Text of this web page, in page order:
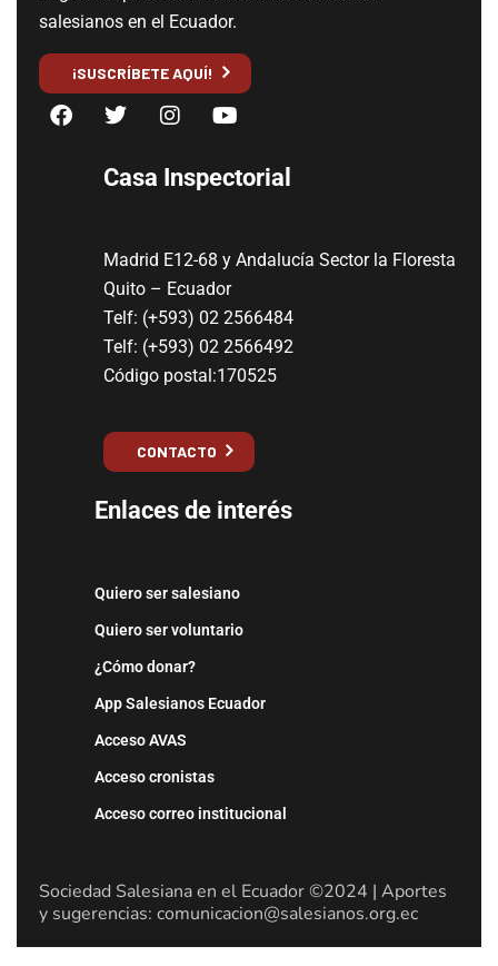
salesianos en el Ecuador.
¡SUSCRÍBETE AQUÍ!
Casa Inspectorial
Madrid E12-68 y Andalucía Sector la Floresta
Quito – Ecuador
Telf: (+593) 02 2566484
Telf: (+593) 02 2566492
Código postal:170525
CONTACTO
Enlaces de interés
Quiero ser salesiano
Quiero ser voluntario
¿Cómo donar?
App Salesianos Ecuador
Acceso AVAS
Acceso cronistas
Acceso correo institucional
Sociedad Salesiana en el Ecuador ©2024 | Aportes
y sugerencias: comunicacion@salesianos.org.ec